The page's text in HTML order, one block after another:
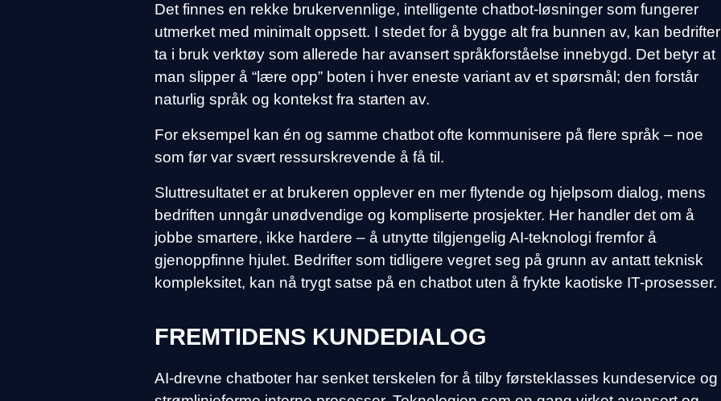
Det finnes en rekke brukervennlige, intelligente chatbot-løsninger som fungerer
utmerket med minimalt oppsett. I stedet for å bygge alt fra bunnen av, kan bedrifter
ta i bruk verktøy som allerede har avansert språkforståelse innebygd. Det betyr at
man slipper å “lære opp” boten i hver eneste variant av et spørsmål; den forstår
naturlig språk og kontekst fra starten av.
For eksempel kan én og samme chatbot ofte kommunisere på flere språk – noe
som før var svært ressurskrevende å få til.
Sluttresultatet er at brukeren opplever en mer flytende og hjelpsom dialog, mens
bedriften unngår unødvendige og kompliserte prosjekter. Her handler det om å
jobbe smartere, ikke hardere – å utnytte tilgjengelig AI-teknologi fremfor å
gjenoppfinne hjulet. Bedrifter som tidligere vegret seg på grunn av antatt teknisk
kompleksitet, kan nå trygt satse på en chatbot uten å frykte kaotiske IT-prosesser.
FREMTIDENS KUNDEDIALOG
AI-drevne chatboter har senket terskelen for å tilby førsteklasses kundeservice og